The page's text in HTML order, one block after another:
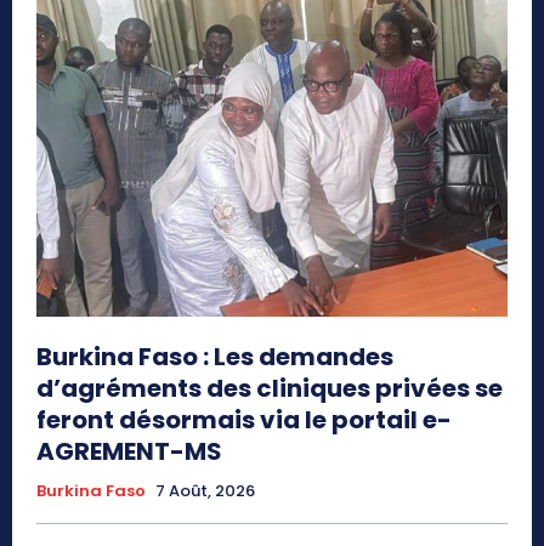
Burkina Faso : Les demandes
d’agréments des cliniques privées se
feront désormais via le portail e-
AGREMENT-MS
Burkina Faso 7 Août, 2026